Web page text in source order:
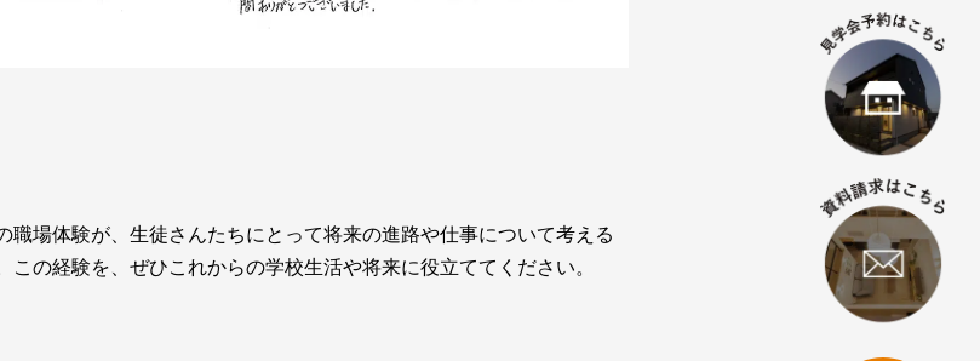
職場体験が、生徒さんたちにとって将来の進路や仕事について考える
この経験を、ぜひこれからの学校生活や将来に役立ててください。